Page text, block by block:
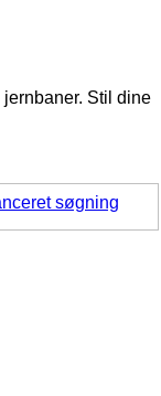
Stil dine
søgning